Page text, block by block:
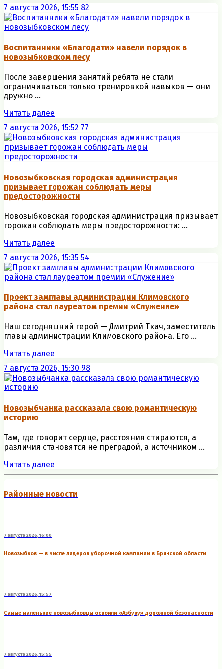
7 августа 2026, 15:55 82
Воспитанники «Благодати» навели порядок в
новозыбковском лесу
После завершения занятий ребята не стали
ограничиваться только тренировкой навыков — они
дружно ...
Читать далее
7 августа 2026, 15:52 77
Новозыбковская городская администрация
призывает горожан соблюдать меры
предосторожности
Новозыбковская городская администрация призывает
горожан соблюдать меры предосторожности: ...
Читать далее
7 августа 2026, 15:35 54
Проект замглавы администрации Климовского
района стал лауреатом премии «Служение»
Наш сегодняшний герой — Дмитрий Ткач, заместитель
главы администрации Климовского района. Его ...
Читать далее
7 августа 2026, 15:30 98
Новозыбчанка рассказала свою романтическую
историю
Там, где говорит сердце, расстояния стираются, а
различия становятся не преградой, а источником ...
Читать далее
Районные новости
7 августа 2026, 16:00
Новозыбков — в числе лидеров уборочной кампании в Брянской области
7 августа 2026, 15:57
Самые маленькие новозыбковцы освоили «Азбуку» дорожной безопасности
7 августа 2026, 15:55